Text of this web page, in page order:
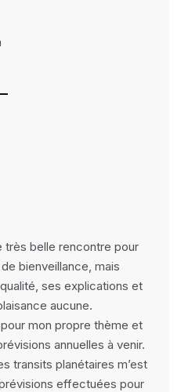
très belle rencontre pour
bienveillance, mais
ses explications et
aucune.
mon propre thème et
annuelles à venir.
transits planétaires m’est
effectuées pour